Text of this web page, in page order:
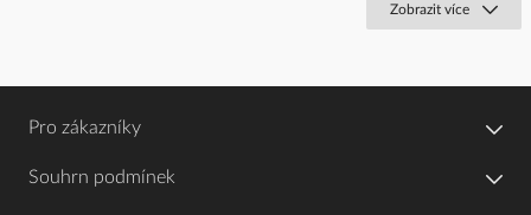
Zobrazit více
Pro zákazníky
Souhrn podmínek